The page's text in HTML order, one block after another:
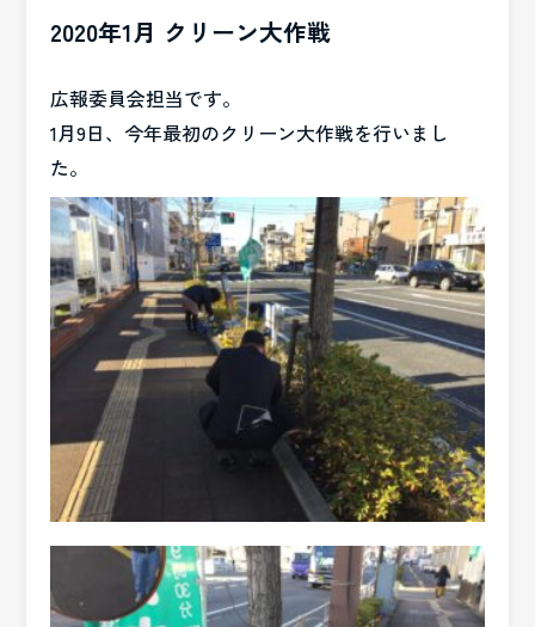
2020年1月 クリーン大作戦
広報委員会担当です。
1月9日、今年最初のクリーン大作戦を行いまし
た。